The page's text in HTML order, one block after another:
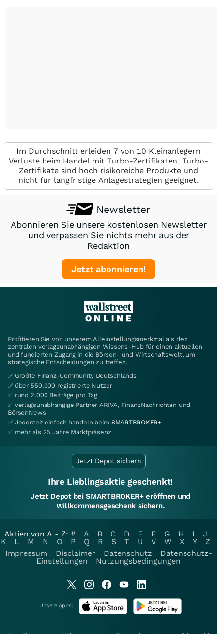
Im Durchschnitt erleiden 7 von 10 Kleinanlegern
Verluste beim Handel mit Turbo-Zertifikaten. Turbo-
Zertifikate sind hoch risikoreiche Produkte und
nicht für langfristige Anlagestrategien geeignet.
Newsletter
Abonnieren Sie unsere kostenlosen Newsletter
und verpassen Sie nichts mehr aus der
Redaktion
Jetzt abonnieren!
Profitieren Sie von unserem Alleinstellungsmerkmal als den
zentralen verlagsunabhängigen Wissens-Hub für einen aktuellen
und fundierten Zugang in die Börsen- und Wirtschaftswelt, um
strategische Entscheidungen zu treffen.
✅ Größte Finanz-Community Deutschlands
✅ über 550.000 registrierte Nutzer
✅ rund 2.000 Beiträge pro Tag
✅ verlagsunabhängige Partner ARIVA, FinanzNachrichten und
BörsenNews
✅ Jederzeit einfach handeln beim SMARTBROKER+
✅ mehr als 25 Jahre Marktpräsenz
Jetzt Depot sichern
Ihre Lieblingsaktie geschenkt!
Jetzt Depot bei SMARTBROKER+ eröffnen und
Willkommensgeschenk sichern.
Aktien von A - Z: # A B C D E F G H I
J
K
L M N O P Q R S T U V W X Y
Z
Impressum
Disclaimer Datenschutz
Datenschutz-
Einstellungen
Nutzungsbedingungen
Unsere Apps: